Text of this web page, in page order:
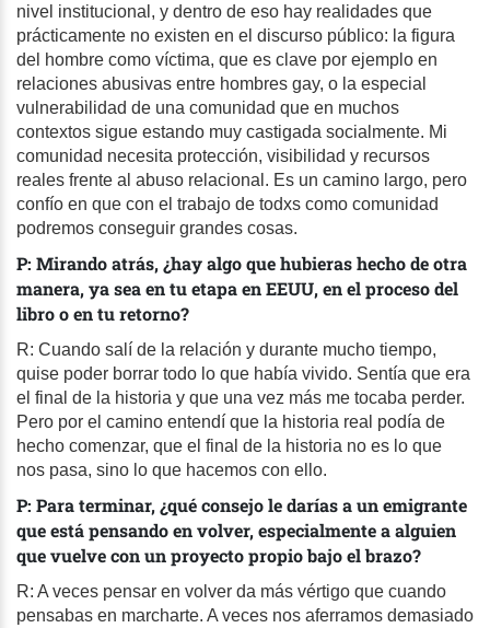
nivel institucional, y dentro de eso hay realidades que
prácticamente no existen en el discurso público: la figura
del hombre como víctima, que es clave por ejemplo en
relaciones abusivas entre hombres gay, o la especial
vulnerabilidad de una comunidad que en muchos
contextos sigue estando muy castigada socialmente. Mi
comunidad necesita protección, visibilidad y recursos
reales frente al abuso relacional. Es un camino largo, pero
confío en que con el trabajo de todxs como comunidad
podremos conseguir grandes cosas.
P: Mirando atrás, ¿hay algo que hubieras hecho de otra
manera, ya sea en tu etapa en EEUU, en el proceso del
libro o en tu retorno?
R: Cuando salí de la relación y durante mucho tiempo,
quise poder borrar todo lo que había vivido. Sentía que era
el final de la historia y que una vez más me tocaba perder.
Pero por el camino entendí que la historia real podía de
hecho comenzar, que el final de la historia no es lo que
nos pasa, sino lo que hacemos con ello.
P: Para terminar, ¿qué consejo le darías a un emigrante
que está pensando en volver, especialmente a alguien
que vuelve con un proyecto propio bajo el brazo?
R: A veces pensar en volver da más vértigo que cuando
pensabas en marcharte. A veces nos aferramos demasiado